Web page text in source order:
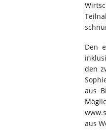
Den
den
aus
aus